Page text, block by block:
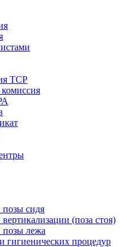
ТСР
сидя
(поза стоя)
позы лежа
гигиенических процедур